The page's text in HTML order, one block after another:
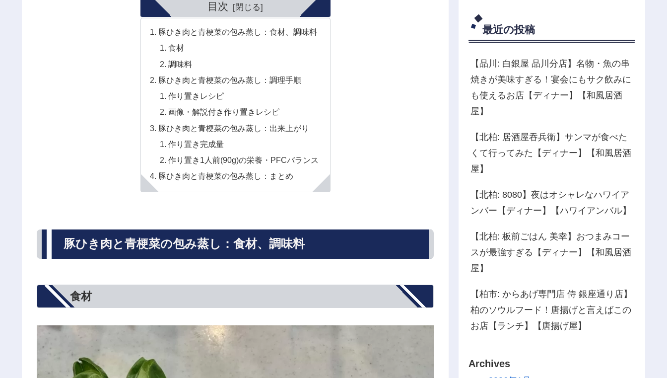
目次
豚ひき肉と青梗菜の包み蒸し：食材、調味料
食材
調味料
豚ひき肉と青梗菜の包み蒸し：調理手順
作り置きレシピ
画像・解説付き作り置きレシピ
豚ひき肉と青梗菜の包み蒸し：出来上がり
作り置き完成量
作り置き1人前(90g)の栄養・PFCバランス
豚ひき肉と青梗菜の包み蒸し：まとめ
豚ひき肉と青梗菜の包み蒸し：食材、調味料
食材
最近の投稿
【品川: 白銀屋 品川分店】名物・魚の串
焼きが美味すぎる！宴会にもサク飲みに
も使えるお店【ディナー】【和風居酒
屋】
【北柏: 居酒屋吞兵衛】サンマが食べた
くて行ってみた【ディナー】【和風居酒
屋】
【北柏: 8080】夜はオシャレなハワイア
ンバー【ディナー】【ハワイアンバル】
【北柏: 板前ごはん 美幸】おつまみコー
スが最強すぎる【ディナー】【和風居酒
屋】
【柏市: からあげ専門店 侍 銀座通り店】
柏のソウルフード！唐揚げと言えばこの
お店【ランチ】【唐揚げ屋】
Archives